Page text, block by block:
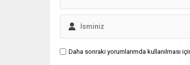
Daha sonraki yorumlarımda kullanılması